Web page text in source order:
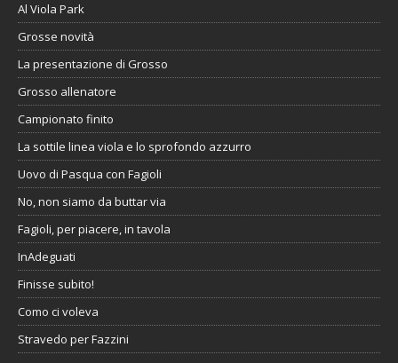
Al Viola Park
Grosse novità
La presentazione di Grosso
Grosso allenatore
Campionato finito
La sottile linea viola e lo sprofondo azzurro
Uovo di Pasqua con Fagioli
No, non siamo da buttar via
Fagioli, per piacere, in tavola
InAdeguati
Finisse subito!
Como ci voleva
Stravedo per Fazzini